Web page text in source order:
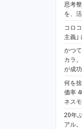
思考
を、
コロ
主義｣
かつ
カラ
が成
何を
価率
ネス
20年
アル